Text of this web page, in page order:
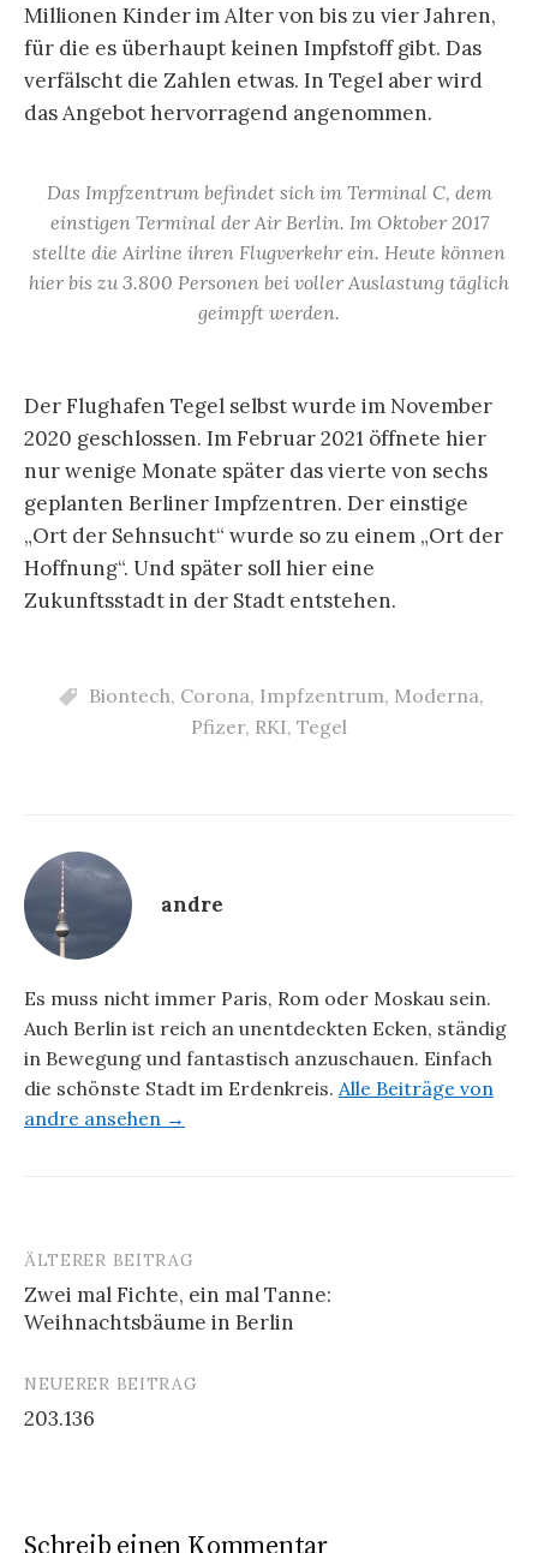
Millionen Kinder im Alter von bis zu vier Jahren,
für die es überhaupt keinen Impfstoff gibt. Das
verfälscht die Zahlen etwas. In Tegel aber wird
das Angebot hervorragend angenommen.
Das Impfzentrum befindet sich im Terminal C, dem
einstigen Terminal der Air Berlin. Im Oktober 2017
stellte die Airline ihren Flugverkehr ein. Heute können
hier bis zu 3.800 Personen bei voller Auslastung täglich
geimpft werden.
Der Flughafen Tegel selbst wurde im November
2020 geschlossen. Im Februar 2021 öffnete hier
nur wenige Monate später das vierte von sechs
geplanten Berliner Impfzentren. Der einstige
„Ort der Sehnsucht“ wurde so zu einem „Ort der
Hoffnung“. Und später soll hier eine
Zukunftsstadt in der Stadt entstehen.
Biontech, Corona, Impfzentrum, Moderna,
Pfizer, RKI, Tegel
andre
Es muss nicht immer Paris, Rom oder Moskau sein.
Auch Berlin ist reich an unentdeckten Ecken, ständig
in Bewegung und fantastisch anzuschauen. Einfach
die schönste Stadt im Erdenkreis. Alle Beiträge von
andre ansehen →
Beitrags-
Navigation
ÄLTERER BEITRAG
Zwei mal Fichte, ein mal Tanne:
Weihnachtsbäume in Berlin
NEUERER BEITRAG
203.136
Schreib einen Kommentar